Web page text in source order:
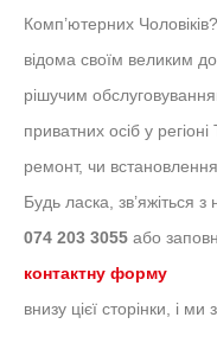
Комп’ютерних
відома своїм великим
рішучим
приватних осіб у
ремонт, чи
Будь ласка, зв’яжіться
074 203 3055 або
контактну форму
внизу цієї сторінки, і